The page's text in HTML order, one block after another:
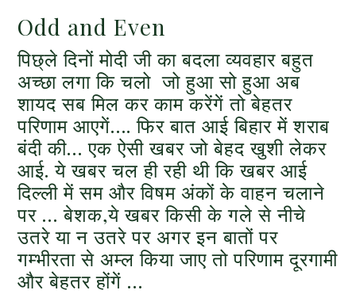
Odd and Even
पिछ्ले दिनों मोदी जी का बदला व्यवहार बहुत
अच्छा लगा कि चलो जो हुआ सो हुआ अब
शायद सब मिल कर काम करेंगें तो बेहतर
परिणाम आएगें…. फिर बात आई बिहार में शराब
बंदी की… एक ऐसी खबर जो बेहद खुशी लेकर
आई. ये खबर चल ही रही थी कि खबर आई
दिल्ली में सम और विषम अंकों के वाहन चलाने
पर … बेशक,ये खबर किसी के गले से नीचे
उतरे या न उतरे पर अगर इन बातों पर
गम्भीरता से अम्ल किया जाए तो परिणाम दूरगामी
और बेहतर होंगें …